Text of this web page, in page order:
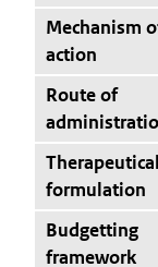
Mechanism
action
Route of
Therapeutical
formulation
Budgetting
framework